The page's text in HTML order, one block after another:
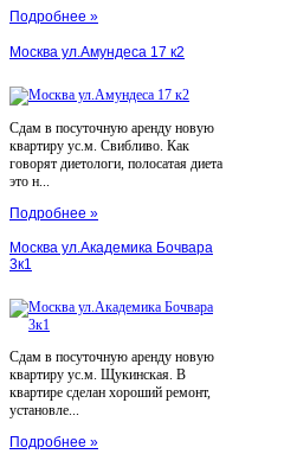
Подробнее »
Москва ул.Амундеса 17 к2
Сдам в посуточную аренду новую
квартиру ус.м. Свибливо. Как
говорят диетологи, полосатая диета
это н...
Подробнее »
Москва ул.Академика Бочвара
3к1
Сдам в посуточную аренду новую
квартиру ус.м. Щукинская. В
квартире сделан хороший ремонт,
установле...
Подробнее »